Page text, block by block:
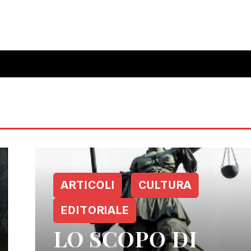
ARTICOLI
CULTURA
EDITORIALE
LO SCOPO DI